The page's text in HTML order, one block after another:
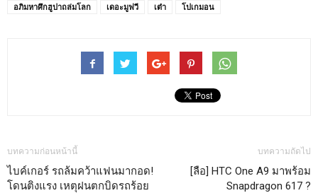
อภิมหาศึกฮูปาถล่มโลก
เดอะมูฟวี เต๋า โปเกมอน
บทความก่อนหน้านี้
ไบค์เกอร์ รถล้มคว้าแฟนมากอด!
โดนติงแรง เหตุฝนตกบิดรถร้อย
บทความถัดไป
[ลือ] HTC One A9 มาพร้อม
Snapdragon 617 ?